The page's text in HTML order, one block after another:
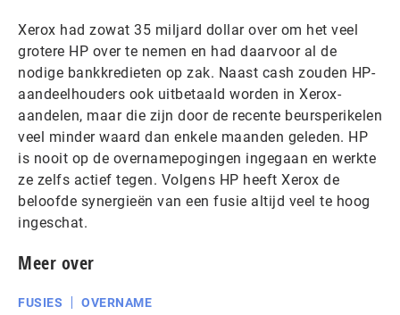
Xerox had zowat 35 miljard dollar over om het veel
grotere HP over te nemen en had daarvoor al de
nodige bankkredieten op zak. Naast cash zouden HP-
aandeelhouders ook uitbetaald worden in Xerox-
aandelen, maar die zijn door de recente beursperikelen
veel minder waard dan enkele maanden geleden. HP
is nooit op de overnamepogingen ingegaan en werkte
ze zelfs actief tegen. Volgens HP heeft Xerox de
beloofde synergieën van een fusie altijd veel te hoog
ingeschat.
Meer over
FUSIES OVERNAME